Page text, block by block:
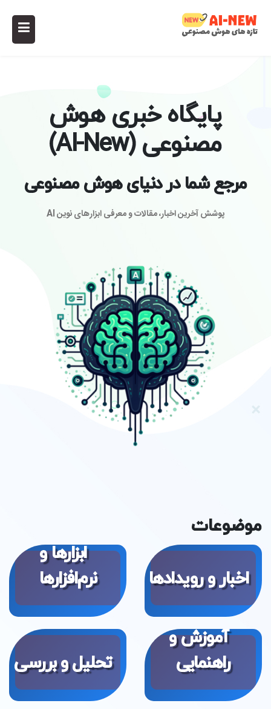
پایگاه خبری هوش
مصنوعی (AI-New)
مرجع شما در دنیای هوش مصنوعی
پوشش آخرین اخبار، مقالات و معرفی ابزارهای نوین AI
موضوعات
اخبار و رویدادها
ابزارها و
نرم‌افزارها
آموزش و
راهنمایی
تحلیل و بررسی